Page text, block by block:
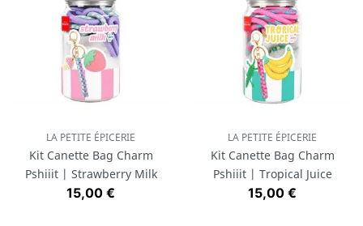
LA PETITE ÉPICERIE
Kit Canette Bag Charm
Pshiiit | Strawberry Milk
Prix
15,00 €
LA PETITE ÉPICERIE
Kit Canette Bag Charm
Pshiiit | Tropical Juice
Prix
15,00 €